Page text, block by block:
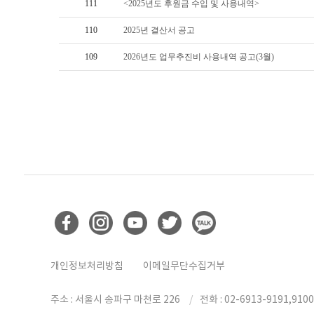
111 <2025년도 후원금 수입 및 사용내역>
110 2025년 결산서 공고
109 2026년도 업무추진비 사용내역 공고(3월)
개인정보처리방침 이메일무단수집거부
주소 : 서울시 송파구 마천로 226
전화 : 02-6913-9191,9100